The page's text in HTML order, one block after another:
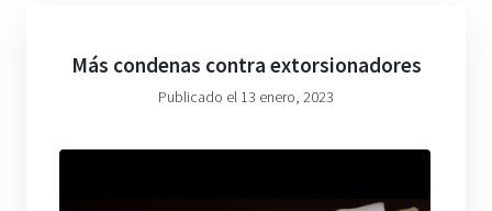
Más condenas contra extorsionadores
Publicado el 13 enero, 2023